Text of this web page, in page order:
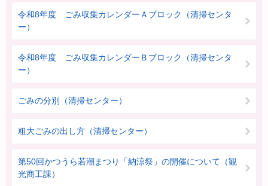
令和8年度 ごみ収集カレンダーＡブロック（清掃センタ
ー）
令和8年度 ごみ収集カレンダーＢブロック（清掃センタ
ー）
ごみの分別（清掃センター）
粗大ごみの出し方（清掃センター）
第50回かつうら若潮まつり「納涼祭」の開催について（観
光商工課）